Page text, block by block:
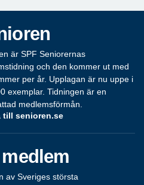
är SPF Seniorernas
och den kommer ut med
per år. Upplagan är nu uppe i
exemplar. Tidningen är en
medlemsförmån.
till senioren.se
av Sveriges största